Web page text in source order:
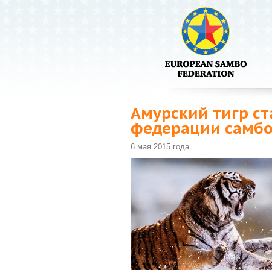
Амурский тигр
федерации самбо
6 мая 2015 года